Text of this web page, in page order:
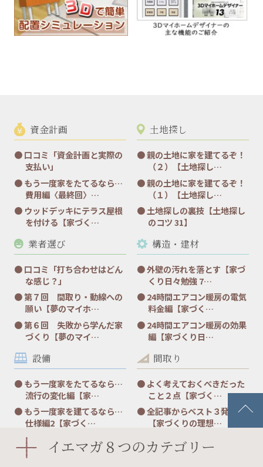
資金計画
口コミ「資金計画と実際の
支払い」
もう一度家をたてるなら…
費用編〈最終回〉…
ウッドデッキにテラス屋根
を付ける【家づく…
土地探し
親の土地に家を建てるぞ！
（２）【土地探し…
親の土地に家を建てるぞ！
（１）【土地探し…
土地探しの裏技【土地探し
のコツ 31】
業者選び
口コミ「打ち合わせはどん
な感じ？」
第７回 間取り・動線への
願い【夢のマイホ…
第６回 失敗から学んだ家
づくり【夢のマイ…
構造・建材
外壁の汚れを落とす【家づ
くり日々勉強 7…
24時間エアコン暖房の電気
料金編【家づく…
24時間エアコン暖房の効果
編【家づくり日…
設備
もう一度家をたてるなら…
流行の変化編【家…
もう一度家を建てるなら…
仕様編2【家づく…
もう一度家を建てるなら…
仕様編１【家づく…
間取り
よく考えておくべきだった
こと２点【家づく…
全記事からベスト３発表！
【家づくりの理想…
大容量のリビング収納を使
いこなす【家づく…
イエマガ８つのカテゴリー